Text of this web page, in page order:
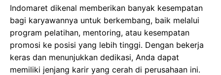
Indomaret dikenal memberikan banyak kesempatan
bagi karyawannya untuk berkembang, baik melalui
program pelatihan, mentoring, atau kesempatan
promosi ke posisi yang lebih tinggi. Dengan bekerja
keras dan menunjukkan dedikasi, Anda dapat
memiliki jenjang karir yang cerah di perusahaan ini.